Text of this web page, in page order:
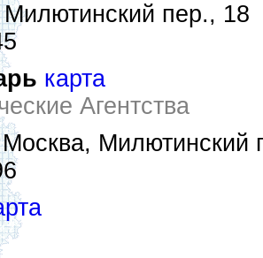
пер., 18
карта
Агентства
Милютинский